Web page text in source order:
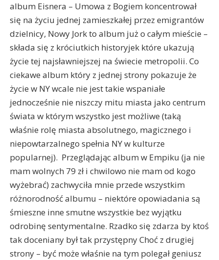
album Eisnera – Umowa z Bogiem koncentrował
się na życiu jednej zamieszkałej przez emigrantów
dzielnicy, Nowy Jork to album już o całym mieście –
składa się z króciutkich historyjek które ukazują
życie tej najsławniejszej na świecie metropolii. Co
ciekawe album który z jednej strony pokazuje że
życie w NY wcale nie jest takie wspaniałe
jednocześnie nie niszczy mitu miasta jako centrum
świata w którym wszystko jest możliwe (taką
właśnie rolę miasta absolutnego, magicznego i
niepowtarzalnego spełnia NY w kulturze
popularnej). Przeglądając album w Empiku (ja nie
mam wolnych 79 zł i chwilowo nie mam od kogo
wyżebrać) zachwyciła mnie przede wszystkim
różnorodność albumu – niektóre opowiadania są
śmieszne inne smutne wszystkie bez wyjątku
odrobinę sentymentalne. Rzadko się zdarza by ktoś
tak doceniany był tak przystępny Choć z drugiej
strony – być może właśnie na tym polegał geniusz